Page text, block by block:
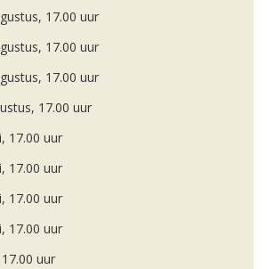
17.00 uur
17.00 uur
17.00 uur
17.00 uur
17.00 uur
17.00 uur
17.00 uur
17.00 uur
uur